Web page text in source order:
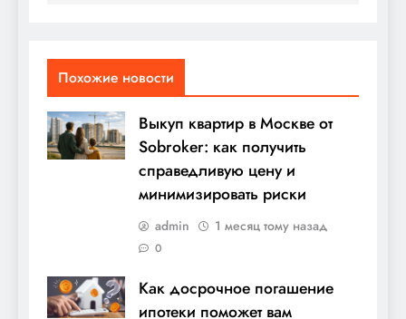
Похожие новости
Выкуп квартир в Москве от
Sobroker: как получить
справедливую цену и
минимизировать риски
admin 1 месяц тому назад
0
Как досрочное погашение
ипотеки поможет вам